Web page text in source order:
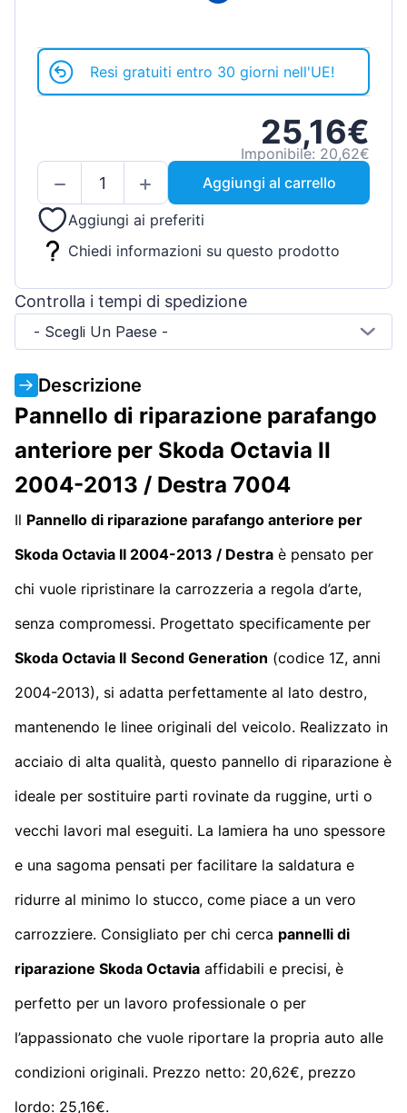
Resi gratuiti entro 30 giorni nell'UE!
25,16€
Imponibile: 20,62€
Aggiungi al carrello
Aggiungi ai preferiti
Chiedi informazioni su questo prodotto
Controlla i tempi di spedizione
- Scegli Un Paese -
Descrizione
Pannello di riparazione parafango
anteriore per Skoda Octavia II
2004-2013 / Destra 7004
Il Pannello di riparazione parafango anteriore per
Skoda Octavia II 2004-2013 / Destra è pensato per
chi vuole ripristinare la carrozzeria a regola d’arte,
senza compromessi. Progettato specificamente per
Skoda Octavia II Second Generation (codice 1Z, anni
2004-2013), si adatta perfettamente al lato destro,
mantenendo le linee originali del veicolo. Realizzato in
acciaio di alta qualità, questo pannello di riparazione è
ideale per sostituire parti rovinate da ruggine, urti o
vecchi lavori mal eseguiti. La lamiera ha uno spessore
e una sagoma pensati per facilitare la saldatura e
ridurre al minimo lo stucco, come piace a un vero
carrozziere. Consigliato per chi cerca pannelli di
riparazione Skoda Octavia affidabili e precisi, è
perfetto per un lavoro professionale o per
l’appassionato che vuole riportare la propria auto alle
condizioni originali. Prezzo netto: 20,62€, prezzo
lordo: 25,16€.